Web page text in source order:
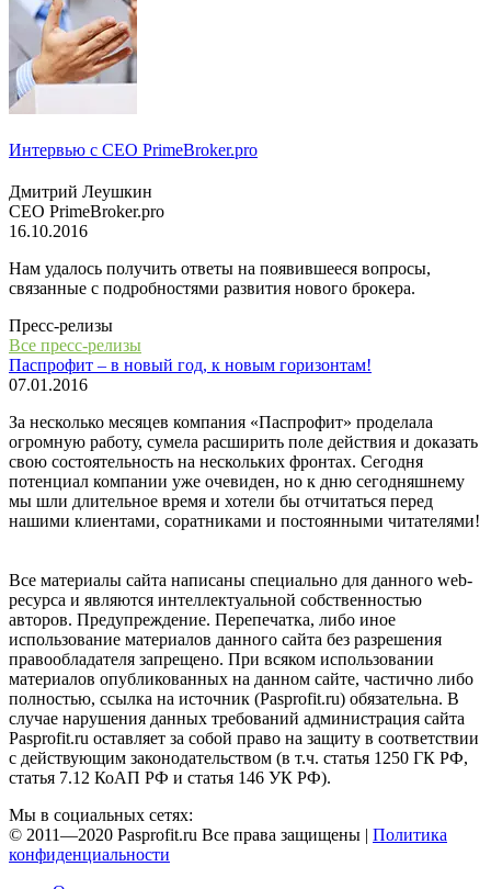
Интервью с СЕО PrimeBroker.pro
Дмитрий Леушкин
СЕО PrimeBroker.pro
16.10.2016
Нам удалось получить ответы на появившееся вопросы,
связанные с подробностями развития нового брокера.
Пресс-релизы
Все пресс-релизы
Паспрофит – в новый год, к новым горизонтам!
07.01.2016
За несколько месяцев компания «Паспрофит» проделала
огромную работу, сумела расширить поле действия и доказать
свою состоятельность на нескольких фронтах. Сегодня
потенциал компании уже очевиден, но к дню сегодняшнему
мы шли длительное время и хотели бы отчитаться перед
нашими клиентами, соратниками и постоянными читателями!
Все материалы сайта написаны специально для данного web-
ресурса и являются интеллектуальной собственностью
авторов. Предупреждение. Перепечатка, либо иное
использование материалов данного сайта без разрешения
правообладателя запрещено. При всяком использовании
материалов опубликованных на данном сайте, частично либо
полностью, ссылка на источник (Pasprofit.ru) обязательна. В
случае нарушения данных требований администрация сайта
Pasprofit.ru оставляет за собой право на защиту в соответствии
с действующим законодательством (в т.ч. статья 1250 ГК РФ,
статья 7.12 КоАП РФ и статья 146 УК РФ).
Мы в социальных сетях:
© 2011—2020 Pasprofit.ru Все права защищены | Политика
конфиденциальности